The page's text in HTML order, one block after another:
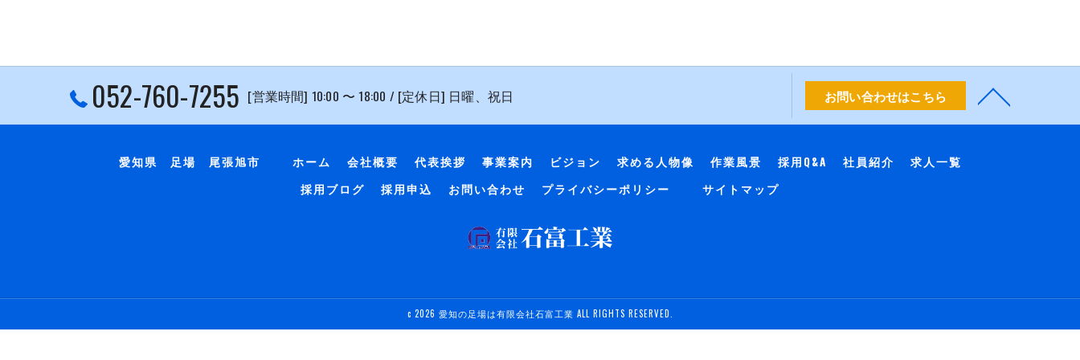
052-760-7255 [営業時間] 10:00 〜 18:00 / [定休日] 日曜、祝日 お問い合わせはこちら
愛知県 足場 尾張旭市 ホーム 会社概要 代表挨拶 事業案内 ビジョン 求める人物像 作業風景 採用Q&A 社員紹介
求人一覧
採用ブログ
採用申込 お問い合わせ プライバシーポリシー サイトマップ
c 2026 愛知の足場は有限会社石富工業 ALL RIGHTS RESERVED.